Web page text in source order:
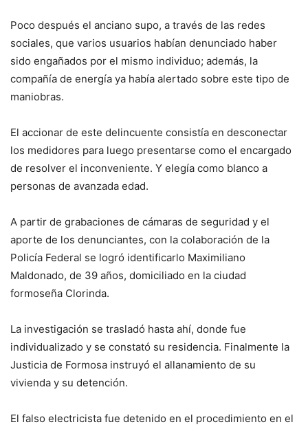
Poco después el anciano supo, a través de las redes
sociales, que varios usuarios habían denunciado haber
sido engañados por el mismo individuo; además, la
compañía de energía ya había alertado sobre este tipo de
maniobras.
El accionar de este delincuente consistía en desconectar
los medidores para luego presentarse como el encargado
de resolver el inconveniente. Y elegía como blanco a
personas de avanzada edad.
A partir de grabaciones de cámaras de seguridad y el
aporte de los denunciantes, con la colaboración de la
Policía Federal se logró identificarlo Maximiliano
Maldonado, de 39 años, domiciliado en la ciudad
formoseña Clorinda.
La investigación se trasladó hasta ahí, donde fue
individualizado y se constató su residencia. Finalmente la
Justicia de Formosa instruyó el allanamiento de su
vivienda y su detención.
El falso electricista fue detenido en el procedimiento en el